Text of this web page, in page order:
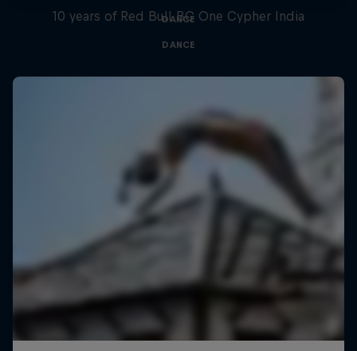
DANCE
10 years of Red Bull BC One Cypher India
DANCE